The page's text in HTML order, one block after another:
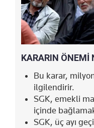
KARARIN ÖNEMİ
Bu karar,
ilgilendirir.
SGK, emekli
içinde
SGK, üç ayı